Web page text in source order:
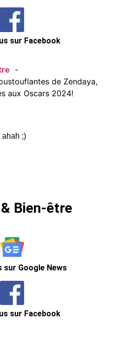
sur Facebook
de Zendaya,
aux Oscars 2024!
ahah ;)
Bien-être
sur Google News
sur Facebook